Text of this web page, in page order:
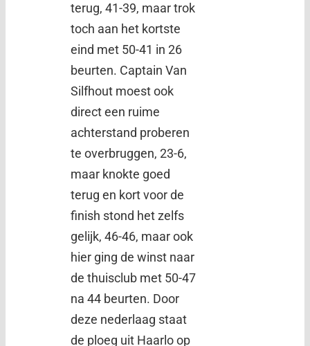
terug, 41-39, maar trok
toch aan het kortste
eind met 50-41 in 26
beurten. Captain Van
Silfhout moest ook
direct een ruime
achterstand proberen
te overbruggen, 23-6,
maar knokte goed
terug en kort voor de
finish stond het zelfs
gelijk, 46-46, maar ook
hier ging de winst naar
de thuisclub met 50-47
na 44 beurten. Door
deze nederlaag staat
de ploeg uit Haarlo op